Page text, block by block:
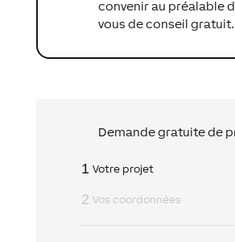
convenir au préalable
vous de conseil gratuit.
Demande gratuite de
1 Votre projet
2 Vos coordonnées